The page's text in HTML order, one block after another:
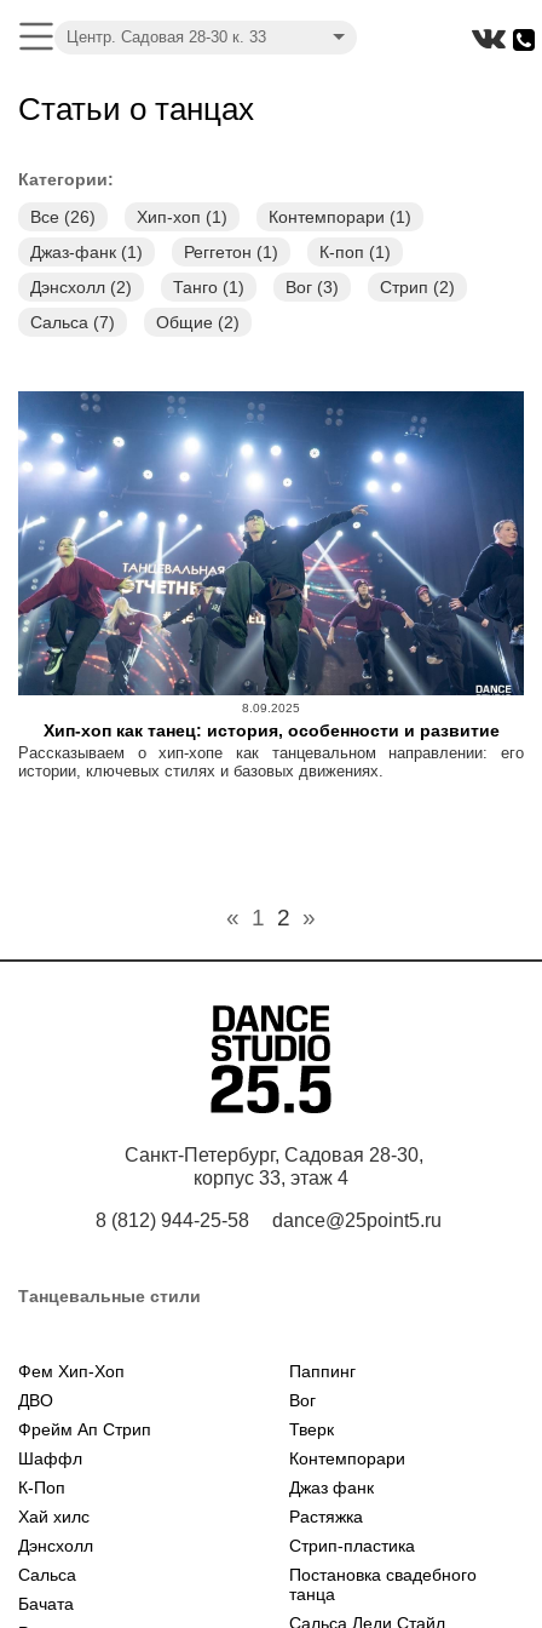
Центр. Садовая 28-30 к. 33
Статьи о танцах
Категории:
Все (26)
Хип-хоп (1)
Контемпорари (1)
Джаз-фанк (1)
Реггетон (1)
К-поп (1)
Дэнсхолл (2)
Танго (1) Вог (3)
Стрип (2)
Сальса (7)
Общие (2)
8.09.2025
Хип-хоп как танец: история, особенности и развитие
Рассказываем о хип-хопе как танцевальном направлении: его
истории, ключевых стилях и базовых движениях.
« 1 2 »
Санкт-Петербург, Садовая 28-30,
корпус 33, этаж 4
8 (812) 944-25-58 dance@25point5.ru
Танцевальные стили
Фем Хип-Хоп
ДВО
Фрейм Ап Стрип
Шаффл
К-Поп
Хай хилс
Дэнсхолл
Сальса
Бачата
Паппинг
Вог
Тверк
Контемпорари
Джаз фанк
Растяжка
Стрип-пластика
Постановка свадебного
танца
Сальса Леди Стайл